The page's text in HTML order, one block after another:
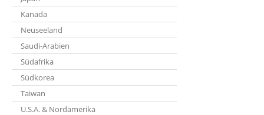
Kanada
Neuseeland
Saudi-Arabien
Südafrika
Südkorea
Taiwan
U.S.A. & Nordamerika